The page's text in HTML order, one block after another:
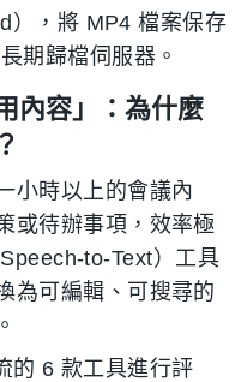
），將 MP4 檔案保存
期歸檔伺服器。
內容」：為什麼
小時以上的會議內
或待辦事項，效率極
to-Text）工具
為可編輯、可搜尋的
的 6 款工具進行評